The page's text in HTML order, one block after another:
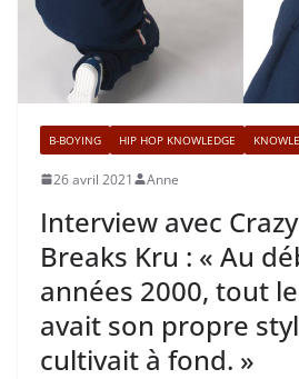
B-BOYING HIP HOP KNOWLEDGE
26 avril 2021 Anne
Interview avec
Breaks Kru : « Au
années 2000, tout
avait son propre
cultivait à fond. »